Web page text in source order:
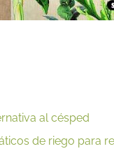
al césped
de riego para